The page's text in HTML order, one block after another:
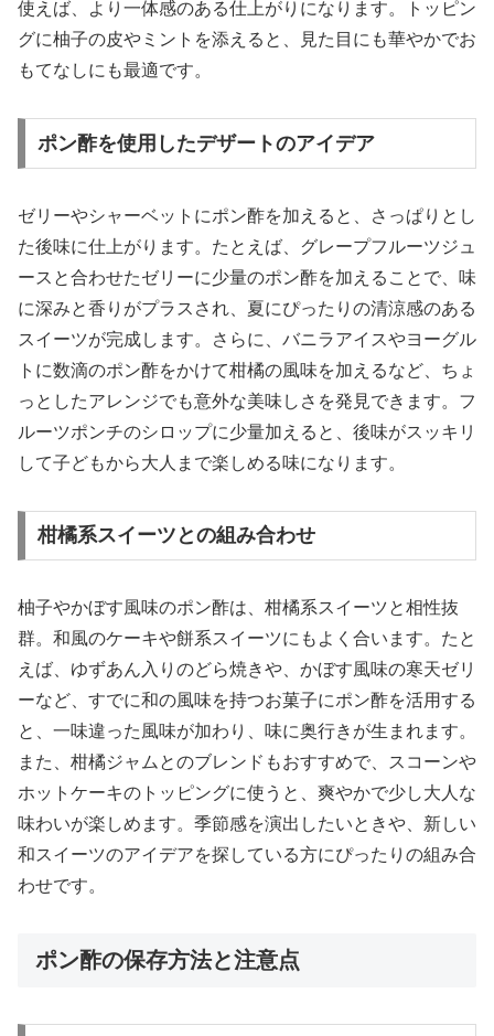
使えば、より一体感のある仕上がりになります。トッピン
グに柚子の皮やミントを添えると、見た目にも華やかでお
もてなしにも最適です。
ポン酢を使用したデザートのアイデア
ゼリーやシャーベットにポン酢を加えると、さっぱりとし
た後味に仕上がります。たとえば、グレープフルーツジュ
ースと合わせたゼリーに少量のポン酢を加えることで、味
に深みと香りがプラスされ、夏にぴったりの清涼感のある
スイーツが完成します。さらに、バニラアイスやヨーグル
トに数滴のポン酢をかけて柑橘の風味を加えるなど、ちょ
っとしたアレンジでも意外な美味しさを発見できます。フ
ルーツポンチのシロップに少量加えると、後味がスッキリ
して子どもから大人まで楽しめる味になります。
柑橘系スイーツとの組み合わせ
柚子やかぼす風味のポン酢は、柑橘系スイーツと相性抜
群。和風のケーキや餅系スイーツにもよく合います。たと
えば、ゆずあん入りのどら焼きや、かぼす風味の寒天ゼリ
ーなど、すでに和の風味を持つお菓子にポン酢を活用する
と、一味違った風味が加わり、味に奥行きが生まれます。
また、柑橘ジャムとのブレンドもおすすめで、スコーンや
ホットケーキのトッピングに使うと、爽やかで少し大人な
味わいが楽しめます。季節感を演出したいときや、新しい
和スイーツのアイデアを探している方にぴったりの組み合
わせです。
ポン酢の保存方法と注意点